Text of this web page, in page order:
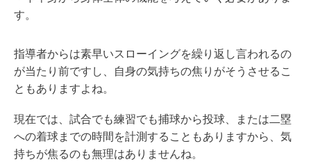
す。
指導者からは素早いスローイングを繰り返し言われるの
が当たり前ですし、自身の気持ちの焦りがそうさせるこ
ともありますよね。
現在では、試合でも練習でも捕球から投球、または二塁
への着球までの時間を計測することもありますから、気
持ちが焦るのも無理はありませんね。